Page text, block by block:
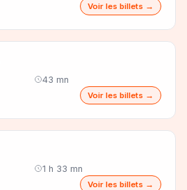
Voir les billets →
43 mn
Voir les billets →
1 h 33 mn
Voir les billets →